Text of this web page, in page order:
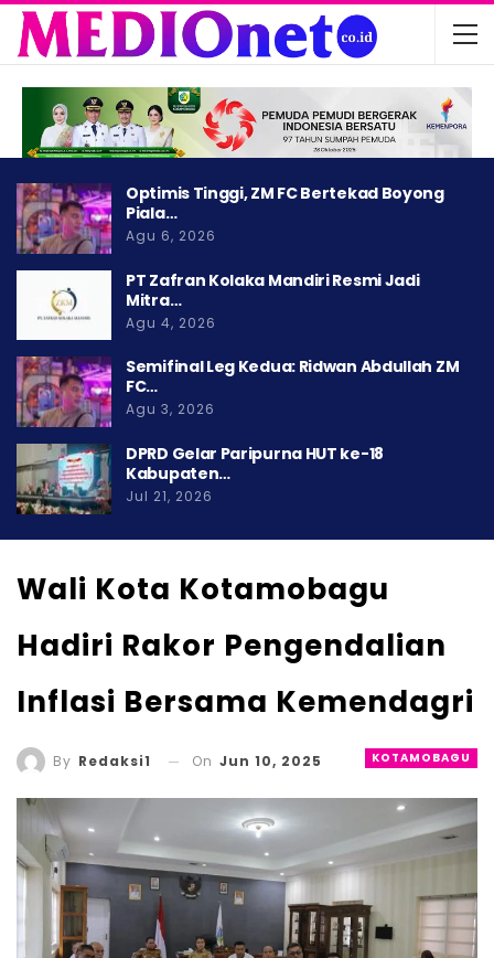
Optimis Tinggi, ZM FC Bertekad Boyong
Piala…
Agu 6, 2026
PT Zafran Kolaka Mandiri Resmi Jadi
Mitra…
Agu 4, 2026
Semifinal Leg Kedua: Ridwan Abdullah ZM
FC…
Agu 3, 2026
DPRD Gelar Paripurna HUT ke-18
Kabupaten…
Jul 21, 2026
Wali Kota Kotamobagu
Hadiri Rakor Pengendalian
Inflasi Bersama Kemendagri
KOTAMOBAGU
By Redaksi1 On Jun 10, 2025